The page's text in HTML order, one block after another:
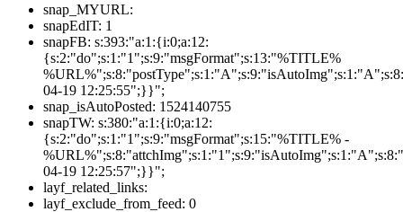
snap_MYURL:
snapEdIT: 1
snapFB: s:393:"a:1:{i:0;a:12:
{s:2:"do";s:1:"1";s:9:"msgFormat";s:13:"%TITLE%
04-19 12:25:55";}}";
snap_isAutoPosted: 1524140755
snapTW: s:380:"a:1:{i:0;a:12:
{s:2:"do";s:1:"1";s:9:"msgFormat";s:15:"%TITLE% -
04-19 12:25:57";}}";
layf_related_links:
layf_exclude_from_feed: 0